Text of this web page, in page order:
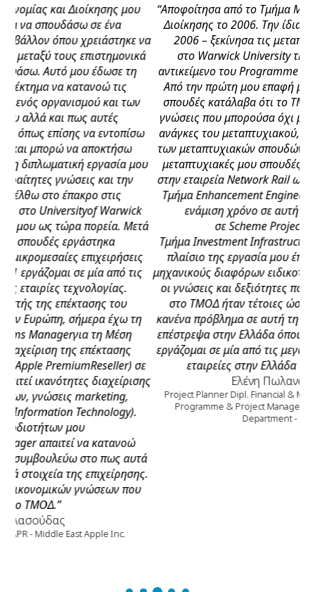
μου
να
τη
των
μου
την
Μετά
τις
τη
σε
αυτά
που
“Αποφοίτησα από το Τμήμα Μηχανικών Οικονομίας
Διοίκησης το 2006. Την ίδια χρονιά – Οκτώβρης του
2006 – ξεκίνησα τις μεταπτυχιακές μου σπουδές
στο Warwick University της Μεγ. Βρετανίας στο
αντικείμενο του Programme and Project
Από την πρώτη μου επαφή με τις μεταπτυχιακές μου
σπουδές κατάλαβα ότι το ΤΜΟΔ με είχε εφοδιάσει με
γνώσεις που μπορούσα όχι μόνο να ανταπεξέλθω
ανάγκες του μεταπτυχιακού, αλλά κάλυπταν και
των μεταπτυχιακών σπουδών μου. Τελειώνοντας με
μεταπτυχιακές μου σπουδές, εργάστηκα στο Λονδίνο
στην εταιρεία Network Rail ως engineering planner
Τμήμα Enhancement Engineering. Έπειτα από σχεδόν
ενάμιση χρόνο σε αυτή τη θέση, προάχθηκα
σε Scheme Project Manager στο
Τμήμα Investment Infrastructure της Network Rail.
πλαίσιο της εργασία μου έπρεπε να συνεργαστώ με
μηχανικούς διαφόρων ειδικοτήτων. Εκεί διαπίστωσα
οι γνώσεις και δεξιότητες που μου παρείχε η
στο ΤΜΟΔ ήταν τέτοιες ώστε να μην αντιμετωπίζω
κανένα πρόβλημα σε αυτή τη συνεργασία. Στη
επέστρεψα στην Ελλάδα όπου τα τελευταία τρία
εργάζομαι σε μία από τις μεγαλύτερες
εταιρείες στην Ελλάδα ως project planner.”
Ελένη Πωλαναγνωστάκη
Project Planner Dipl. Financial & Management Engineer MSc in
Programme & Project Management Project Management
Department - METKA S.A